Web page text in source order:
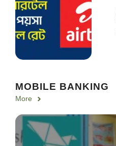
MOBILE BANKING
More